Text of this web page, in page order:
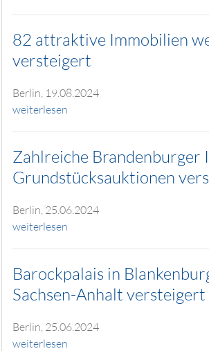
82 attraktive Immobilien
versteigert
Berlin, 19.08.2024
weiterlesen
Zahlreiche Brandenburger
Grundstücksauktionen
Berlin, 25.06.2024
weiterlesen
Barockpalais in
Sachsen-Anhalt versteigert
Berlin, 25.06.2024
weiterlesen